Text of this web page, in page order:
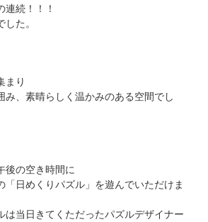
連続！！！
た。
まり
み、素晴らしく温かみのある空間でし
後の空き時間に
「日めくりパズル」を遊んでいただけま
は当日きてくただったパズルデザイナー